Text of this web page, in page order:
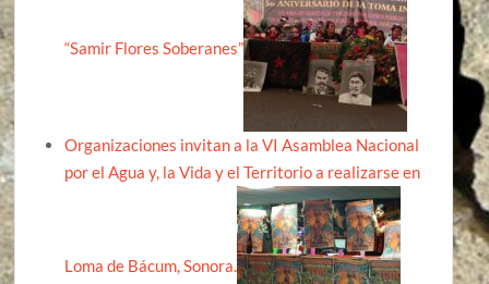
“Samir Flores Soberanes”
Organizaciones invitan a la VI Asamblea Nacional
por el Agua y, la Vida y el Territorio a realizarse en
Loma de Bácum, Sonora.